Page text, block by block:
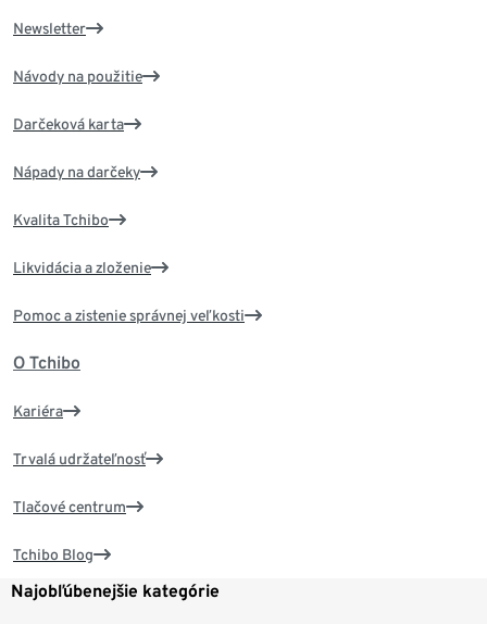
Newsletter
Návody na použitie
Darčeková karta
Nápady na darčeky
Kvalita Tchibo
Likvidácia a zloženie
Pomoc a zistenie správnej veľkosti
O Tchibo
Kariéra
Trvalá udržateľnosť
Tlačové centrum
Tchibo Blog
Najobľúbenejšie kategórie